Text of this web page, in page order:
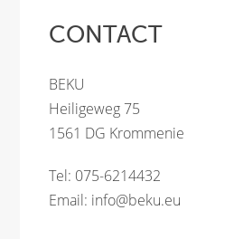
CONTACT
BEKU
Heiligeweg 75
1561 DG Krommenie
Tel: 075-6214432
Email: info@beku.eu